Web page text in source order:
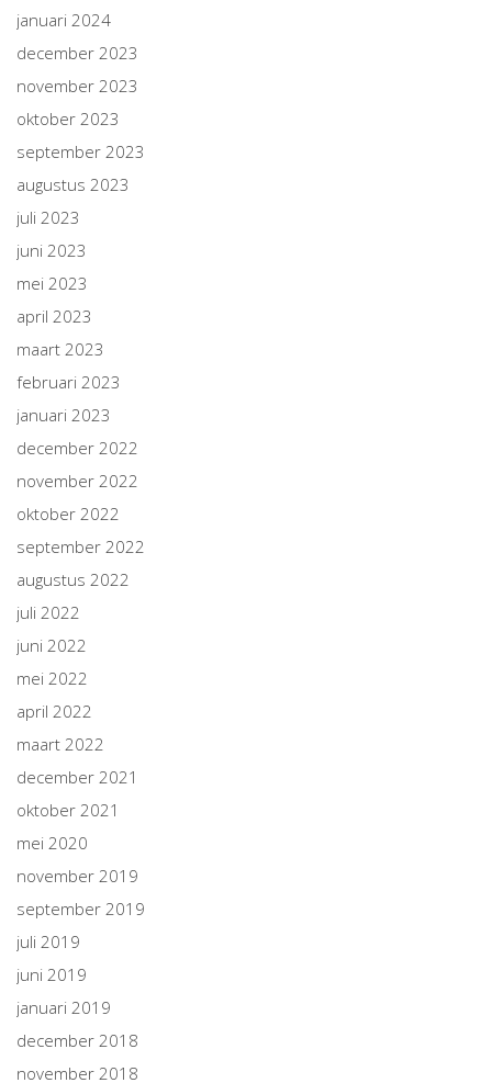
januari 2024
december 2023
november 2023
oktober 2023
september 2023
augustus 2023
juli 2023
juni 2023
mei 2023
april 2023
maart 2023
februari 2023
januari 2023
december 2022
november 2022
oktober 2022
september 2022
augustus 2022
juli 2022
juni 2022
mei 2022
april 2022
maart 2022
december 2021
oktober 2021
mei 2020
november 2019
september 2019
juli 2019
juni 2019
januari 2019
december 2018
november 2018